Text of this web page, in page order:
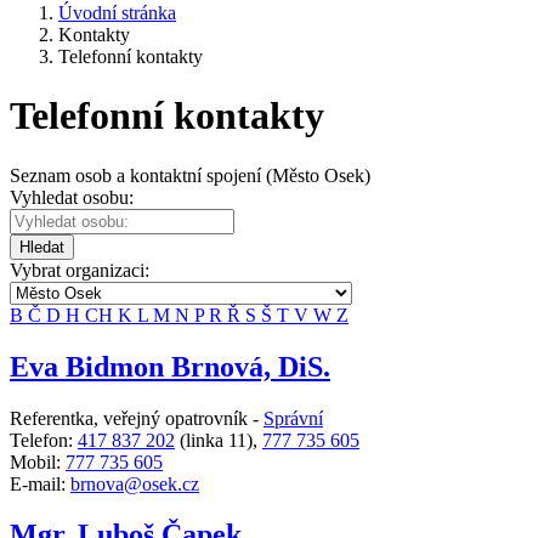
Úvodní stránka
Kontakty
Telefonní kontakty
Telefonní kontakty
Seznam osob a kontaktní spojení (Město Osek)
Vyhledat osobu:
Hledat
Vybrat organizaci:
B Č D H CH K L M N PR Ř S Š T V W Z
Eva Bidmon Brnová, DiS.
Referentka, veřejný opatrovník - Správní
Telefon: 417 837 202 (linka 11), 777 735 605
Mobil: 777 735 605
E-mail: brnova@osek.cz